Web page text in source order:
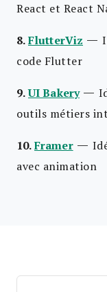
React et React
8.FlutterViz —
code Flutter
9.UI Bakery —
outils métiers
10.Framer —
avec animation